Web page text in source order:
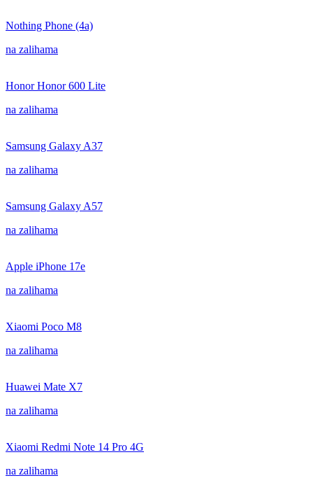
Nothing Phone (4a)
na zalihama
Honor Honor 600 Lite
na zalihama
Samsung Galaxy A37
na zalihama
Samsung Galaxy A57
na zalihama
Apple iPhone 17e
na zalihama
Xiaomi Poco M8
na zalihama
Huawei Mate X7
na zalihama
Xiaomi Redmi Note 14 Pro 4G
na zalihama